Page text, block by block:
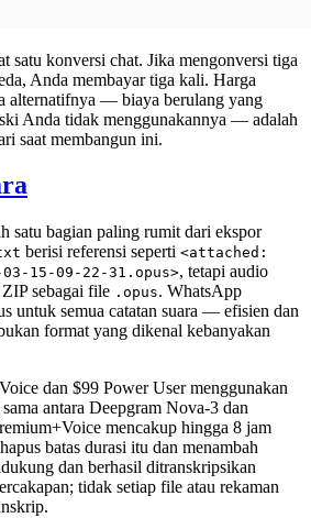
satu konversi chat. Jika mengonversi tiga
Anda membayar tiga kali. Harga
alternatifnya — biaya berulang yang
Anda tidak menggunakannya — adalah
saat membangun ini.
satu bagian paling rumit dari ekspor
berisi referensi seperti <attached:
03-15-09-22-31.opus>, tetapi audio
sebagai file .opus. WhatsApp
untuk semua catatan suara — efisien dan
format yang dikenal kebanyakan
dan $99 Power User menggunakan
antara Deepgram Nova-3 dan
mencakup hingga 8 jam
batas durasi itu dan menambah
dan berhasil ditranskripsikan
tidak setiap file atau rekaman